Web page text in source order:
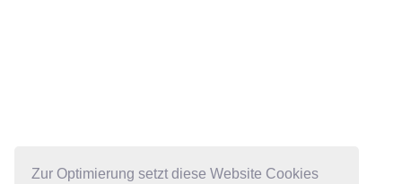
Zur Optimierung setzt diese Website Cookies